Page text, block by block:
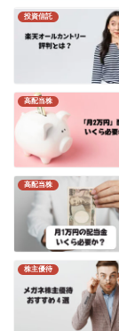
投資信託
高配当株
高配当株
株主優待